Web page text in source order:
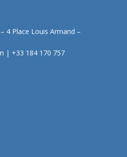
4 Place Louis Armand –
| +33 184 170 757